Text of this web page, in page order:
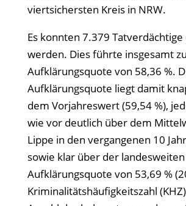
viertsichersten Kreis in NRW.
Es konnten 7.379
werden. Dies führte insgesamt
Aufklärungsquote von 58,36 %.
Aufklärungsquote liegt damit
dem Vorjahreswert (59,54 %),
wie vor deutlich über dem
Lippe in den vergangenen 10
sowie klar über der landesweiten
Aufklärungsquote von 53,69 %
Kriminalitätshäufigkeitszahl